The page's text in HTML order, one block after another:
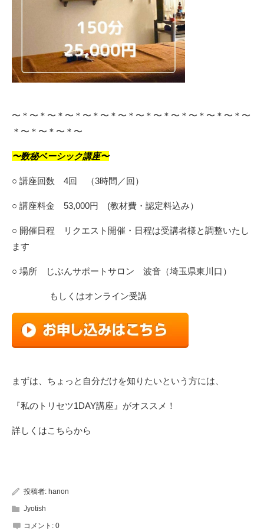
〜＊〜＊〜＊〜＊〜＊〜＊〜＊〜＊〜＊〜＊〜＊〜＊〜＊〜
＊〜＊〜＊〜＊〜
〜数秘ベーシック講座〜
○ 講座回数 4回 （3時間／回）
○ 講座料金 53,000円 (教材費・認定料込み）
○ 開催日程 リクエスト開催・日程は受講者様と調整いたし
ます
○ 場所 じぶんサポートサロン 波音（埼玉県東川口）
もしくはオンライン受講
まずは、ちょっと自分だけを知りたいという方には、
『私のトリセツ1DAY講座』がオススメ！
詳しくはこちらから
投稿者: hanon
Jyotish
コメント: 0